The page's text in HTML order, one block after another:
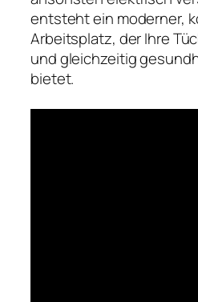
entsteht ein moderner,
Arbeitsplatz, der Ihre
und gleichzeitig
bietet.